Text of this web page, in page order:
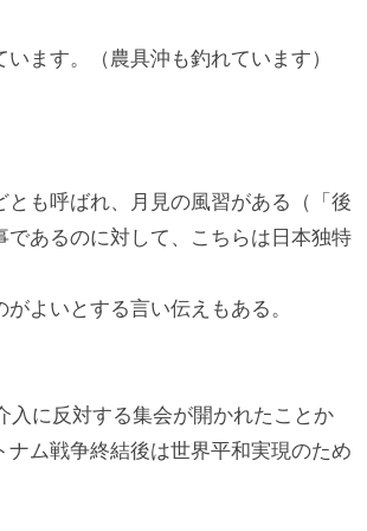
ます。（農具沖も釣れています）
とも呼ばれ、月見の風習がある（「後
あるのに対して、こちらは日本独特
よいとする言い伝えもある。
入に反対する集会が開かれたことか
ム戦争終結後は世界平和実現のため